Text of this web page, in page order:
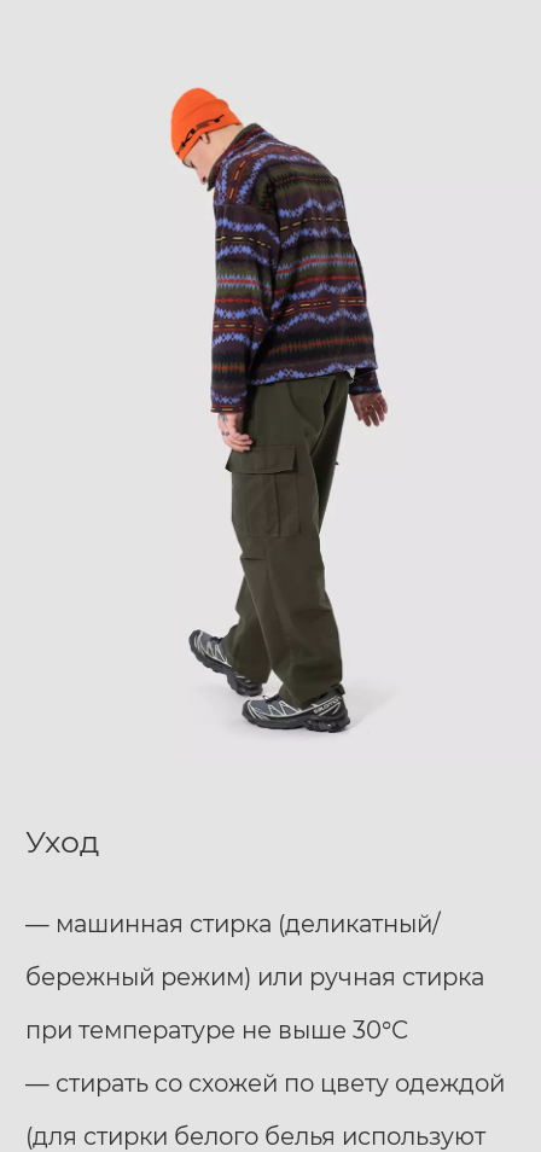
Уход
— машинная стирка (деликатный/
бережный режим) или ручная стирка
при температуре не выше 30°С
— стирать со схожей по цвету одеждой
(для стирки белого белья используют